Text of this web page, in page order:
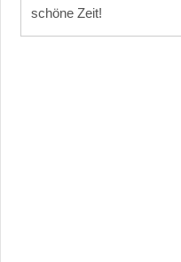
schöne Zeit!